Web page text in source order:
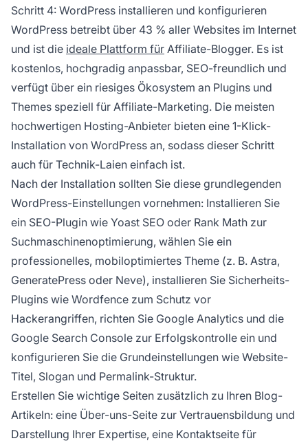
Schritt 4: WordPress installieren und konfigurieren
WordPress betreibt über 43 % aller Websites im Internet
und ist die ideale Plattform für Affiliate-Blogger. Es ist
kostenlos, hochgradig anpassbar, SEO-freundlich und
verfügt über ein riesiges Ökosystem an Plugins und
Themes speziell für Affiliate-Marketing. Die meisten
hochwertigen Hosting-Anbieter bieten eine 1-Klick-
Installation von WordPress an, sodass dieser Schritt
auch für Technik-Laien einfach ist.
Nach der Installation sollten Sie diese grundlegenden
WordPress-Einstellungen vornehmen: Installieren Sie
ein SEO-Plugin wie Yoast SEO oder Rank Math zur
Suchmaschinenoptimierung, wählen Sie ein
professionelles, mobiloptimiertes Theme (z. B. Astra,
GeneratePress oder Neve), installieren Sie Sicherheits-
Plugins wie Wordfence zum Schutz vor
Hackerangriffen, richten Sie Google Analytics und die
Google Search Console zur Erfolgskontrolle ein und
konfigurieren Sie die Grundeinstellungen wie Website-
Titel, Slogan und Permalink-Struktur.
Erstellen Sie wichtige Seiten zusätzlich zu Ihren Blog-
Artikeln: eine Über-uns-Seite zur Vertrauensbildung und
Darstellung Ihrer Expertise, eine Kontaktseite für